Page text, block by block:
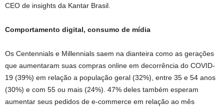
CEO de insights da Kantar Brasil.
Comportamento digital, consumo de mídia
Os Centennials e Millennials saem na dianteira como as gerações
que aumentaram suas compras online em decorrência do COVID-
19 (39%) em relação a população geral (32%), entre 35 e 54 anos
(30%) e com 55 ou mais (24%). 47% deles também esperam
aumentar seus pedidos de e-commerce em relação ao mês